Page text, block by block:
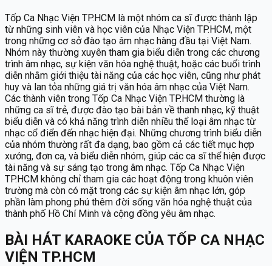
Tốp Ca Nhạc Viện TP.HCM là một nhóm ca sĩ được thành lập
từ những sinh viên và học viên của Nhạc Viện TP.HCM, một
trong những cơ sở đào tạo âm nhạc hàng đầu tại Việt Nam.
Nhóm này thường xuyên tham gia biểu diễn trong các chương
trình âm nhạc, sự kiện văn hóa nghệ thuật, hoặc các buổi trình
diễn nhằm giới thiệu tài năng của các học viên, cũng như phát
huy và lan tỏa những giá trị văn hóa âm nhạc của Việt Nam.
Các thành viên trong Tốp Ca Nhạc Viện TP.HCM thường là
những ca sĩ trẻ, được đào tạo bài bản về thanh nhạc, kỹ thuật
biểu diễn và có khả năng trình diễn nhiều thể loại âm nhạc từ
nhạc cổ điển đến nhạc hiện đại. Những chương trình biểu diễn
của nhóm thường rất đa dạng, bao gồm cả các tiết mục hợp
xướng, đơn ca, và biểu diễn nhóm, giúp các ca sĩ thể hiện được
tài năng và sự sáng tạo trong âm nhạc. Tốp Ca Nhạc Viện
TP.HCM không chỉ tham gia các hoạt động trong khuôn viên
trường mà còn có mặt trong các sự kiện âm nhạc lớn, góp
phần làm phong phú thêm đời sống văn hóa nghệ thuật của
thành phố Hồ Chí Minh và cộng đồng yêu âm nhạc.
BÀI HÁT KARAOKE CỦA TỐP CA NHẠC
VIỆN TP.HCM